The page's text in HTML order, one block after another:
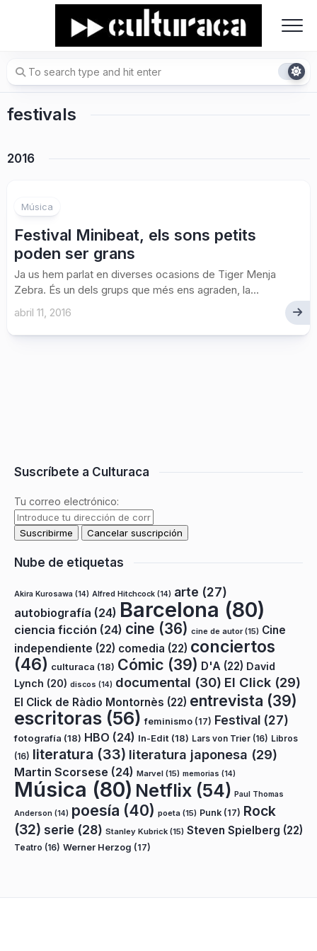
festivals
2016
Música
Festival Minibeat, els sons petits
poden ser grans
Ja us hem parlat en diverses ocasions de Tiger Menja
Zebra. És un dels grups que més ens agraden, la...
abril 11, 2016
Suscríbete a Culturaca
Tu correo electrónico:
Nube de etiquetas
Akira Kurosawa (14) Alfred Hitchcock (14) arte (27)
autobiografía (24) Barcelona (80)
ciencia ficción (24) cine (36) cine de autor(15) Cine
independiente (22) comedia (22) conciertos
(46) culturaca (18) Cómic (39) D'A (22) David
Lynch (20) discos (14) documental (30) El Click (29)
El Click de Ràdio Montornès (22) entrevista (39)
escritoras (56) feminismo (17) Festival (27)
fotografía (18) HBO (24) In-Edit (18) Lars von Trier (16) Libros
(16) literatura (33) literatura japonesa (29)
Martin Scorsese (24) Marvel (15) memorias (14)
Música (80) Netflix (54) Paul Thomas
Anderson (14) poesía (40) poeta (15) Punk (17) Rock
(32) serie (28) Stanley Kubrick (15) Steven Spielberg (22)
Teatro (16) Werner Herzog (17)